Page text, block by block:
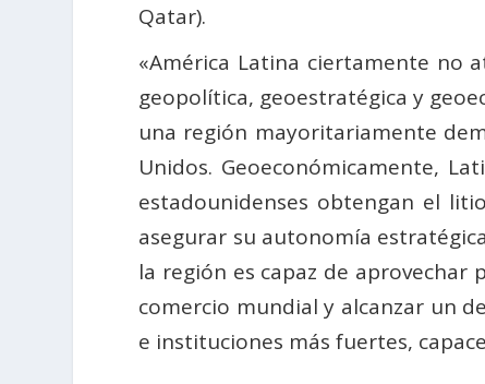
Qatar).
«América Latina ciertamente no
geopolítica, geoestratégica y
una región mayoritariamente
Unidos. Geoeconómicamente,
estadounidenses obtengan el
asegurar su autonomía
la región es capaz de
comercio mundial y alcanzar un
e instituciones más fuertes,